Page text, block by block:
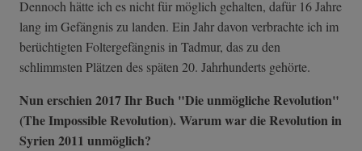
Dennoch hätte ich es nicht für möglich gehalten, dafür 16 Jahre
lang im Gefängnis zu landen. Ein Jahr davon verbrachte ich im
berüchtigten Foltergefängnis in Tadmur, das zu den
schlimmsten Plätzen des späten 20. Jahrhunderts gehörte.
Nun erschien 2017 Ihr Buch "Die unmögliche Revolution"
(The Impossible Revolution). Warum war die Revolution in
Syrien 2011 unmöglich?